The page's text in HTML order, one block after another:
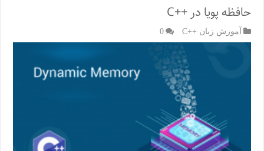
حافظه پویا در ++C
آموزش زبان ++C 0